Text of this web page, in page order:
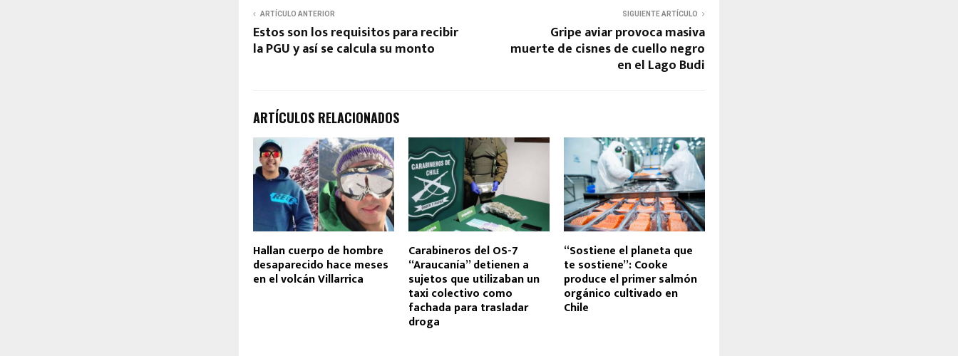
ARTÍCULO ANTERIOR
Estos son los requisitos para recibir
la PGU y así se calcula su monto
SIGUIENTE ARTÍCULO
Gripe aviar provoca masiva
muerte de cisnes de cuello negro
en el Lago Budi
ARTÍCULOS RELACIONADOS
Hallan cuerpo de hombre
desaparecido hace meses
en el volcán Villarrica
Carabineros del OS-7
“Araucanía” detienen a
sujetos que utilizaban un
taxi colectivo como
fachada para trasladar
droga
“Sostiene el planeta que
te sostiene”: Cooke
produce el primer salmón
orgánico cultivado en
Chile